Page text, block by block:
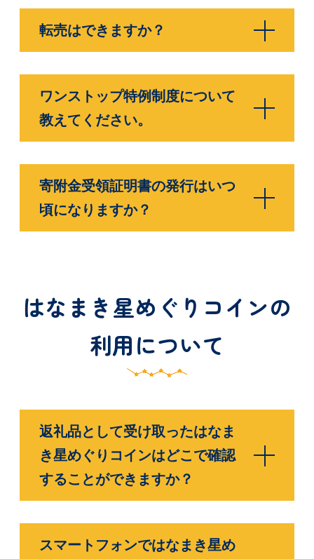
転売はできますか？
ワンストップ特例制度について
教えてください。
寄附金受領証明書の発行はいつ
頃になりますか？
はなまき星めぐりコインの
利用について
返礼品として受け取ったはなま
き星めぐりコインはどこで確認
することができますか？
スマートフォンではなまき星め